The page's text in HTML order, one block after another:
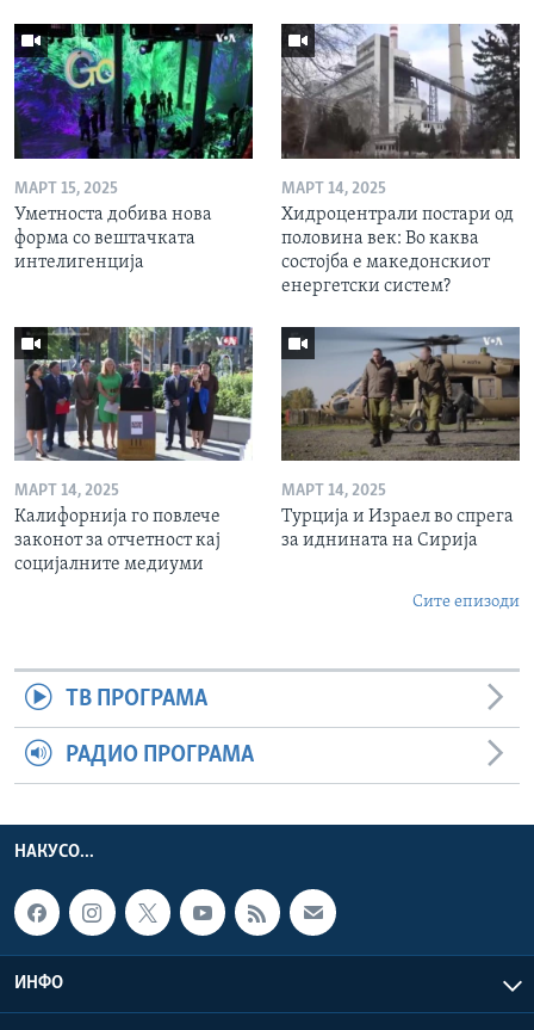
МАРТ 15, 2025
Уметноста добива нова
форма со вештачката
интелигенција
МАРТ 14, 2025
Хидроцентрали постари од
половина век: Во каква
состојба е македонскиот
енергетски систем?
МАРТ 14, 2025
Калифорнија го повлече
законот за отчетност кај
социјалните медиуми
МАРТ 14, 2025
Турција и Израел во спрега
за иднината на Сирија
Сите епизоди
ТВ ПРОГРАМА
РАДИО ПРОГРАМА
НАКУСО...
ИНФО